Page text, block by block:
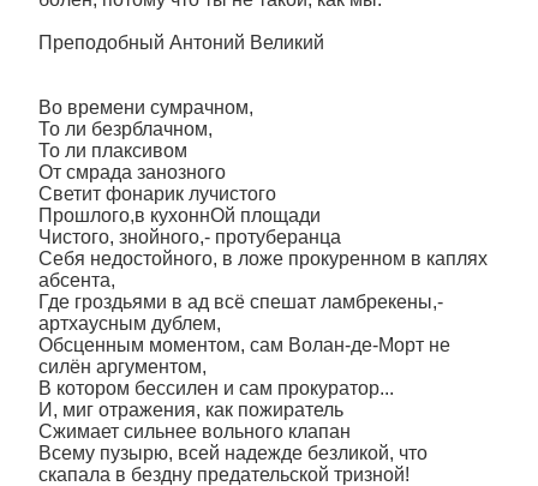
Преподобный Антоний Великий
Во времени сумрачном,
То ли безрблачном,
То ли плаксивом
От смрада занозного
Светит фонарик лучистого
Прошлого,в кухоннОй площади
Чистого, знойного,- протуберанца
Себя недостойного, в ложе прокуренном в каплях
абсента,
Где гроздьями в ад всё спешат ламбрекены,-
артхаусным дублем,
Обсценным моментом, сам Волан-де-Морт не
силён аргументом,
В котором бессилен и сам прокуратор...
И, миг отражения, как пожиратель
Сжимает сильнее вольного клапан
Всему пузырю, всей надежде безликой, что
скапала в бездну предательской тризной!